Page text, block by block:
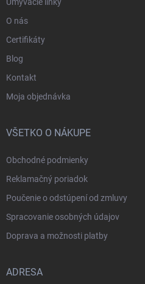
O nás
Certifikáty
Blog
Kontakt
Moja objednávka
VŠETKO O NÁKUPE
Obchodné podmienky
Reklamačný poriadok
Poučenie o odstúpení od zmluvy
Spracovanie osobných údajov
Doprava a možnosti platby
ADRESA